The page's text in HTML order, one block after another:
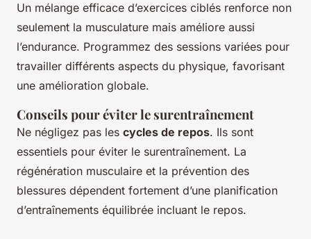
Un mélange efficace d’exercices ciblés renforce non
seulement la musculature mais améliore aussi
l’endurance. Programmez des sessions variées pour
travailler différents aspects du physique, favorisant
une amélioration globale.
Conseils pour éviter le surentraînement
Ne négligez pas les cycles de repos. Ils sont
essentiels pour éviter le surentraînement. La
régénération musculaire et la prévention des
blessures dépendent fortement d’une planification
d’entraînements équilibrée incluant le repos.